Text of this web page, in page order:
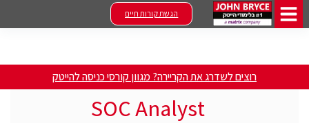
הגשת קורות חיים
רוצים לשדרג את הקריירה? מגוון קורסי כניסה להייטק
SOC Analyst